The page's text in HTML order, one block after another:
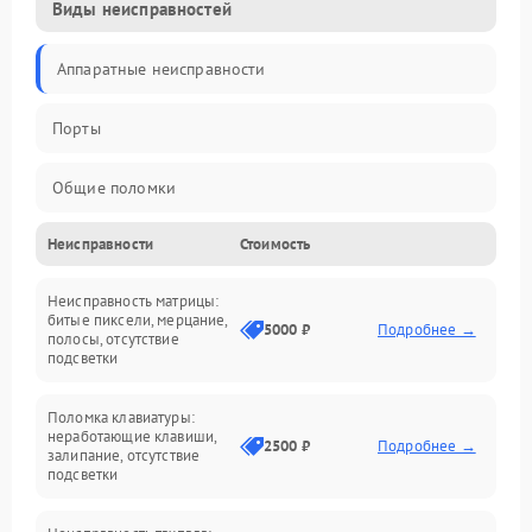
Виды неисправностей
Аппаратные неисправности
Порты
Общие поломки
Устройства
Программные ошибки
Электрические и системные сбои
Интерфейсные проблемы
Батарея
Неисправности Стоимость
Неисправность матрицы:
битые пиксели, мерцание,
полосы, отсутствие
подсветки
5000 ₽ Подробнее →
Поломка клавиатуры:
неработающие клавиши,
залипание, отсутствие
подсветки
2500 ₽ Подробнее →